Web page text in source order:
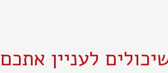
לעניין אתכם